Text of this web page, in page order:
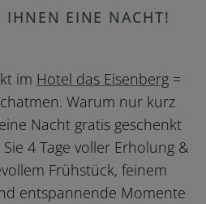
IHNEN EINE NACHT!
im Hotel das Eisenberg=
Warum nur kurz
Nacht gratis geschenkt
4 Tage voller Erholung &
Frühstück, feinem
entspannende Momente